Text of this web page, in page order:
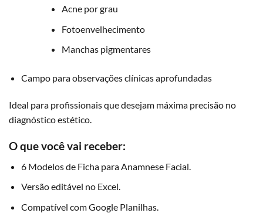
Acne por grau
Fotoenvelhecimento
Manchas pigmentares
Campo para observações clínicas aprofundadas
Ideal para profissionais que desejam máxima precisão no
diagnóstico estético.
O que você vai receber:
6 Modelos de Ficha para Anamnese Facial.
Versão editável no Excel.
Compatível com Google Planilhas.